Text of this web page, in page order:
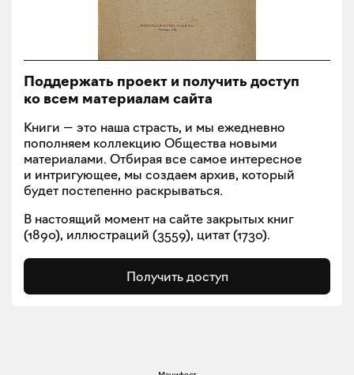
Поддержать проект и получить доступ
ко всем материалам сайта
Книги — это наша страсть, и мы ежедневно
пополняем коллекцию Общества новыми
материалами. Отбирая все самое интересное
и интригующее, мы создаем архив, который
будет постепенно раскрываться.
В настоящий момент на сайте закрытых книг
(1890), иллюстраций (3559), цитат (1730).
Получить доступ